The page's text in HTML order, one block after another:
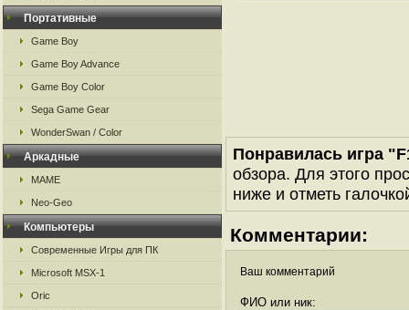
Портативные
Game Boy
Game Boy Advance
Game Boy Color
Sega Game Gear
WonderSwan / Color
Аркадные
MAME
Neo-Geo
Компьютеры
Современные Игры для ПК
Microsoft MSX-1
Oric
Понравилась игра
обзора. Для этого
ниже и отметь
Комментарии:
Ваш комментарий
ФИО или ник: